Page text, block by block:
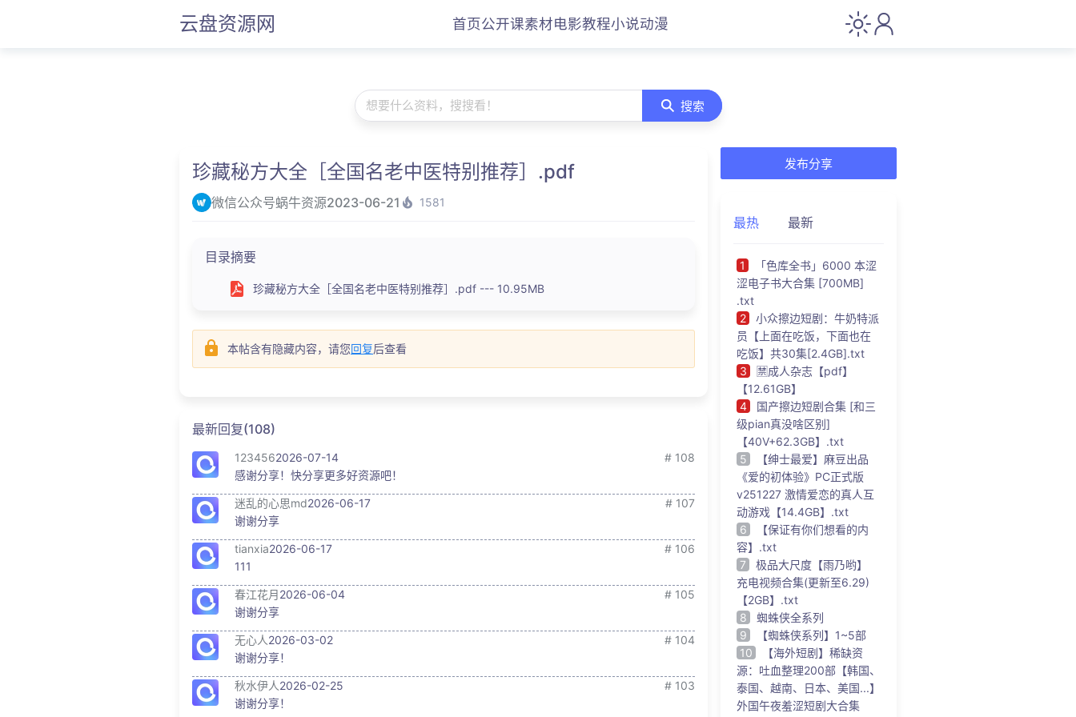
云盘资源网 首页公开课素材电影教程小说动漫
想要什么资料，搜搜看！ 搜索
珍藏秘方大全［全国名老中医特别推荐］.pdf
微信公众号蜗牛资源2023-06-21 1581
目录摘要
珍藏秘方大全［全国名老中医特别推荐］.pdf --- 10.95MB
本帖含有隐藏内容，请您回复后查看
最新回复(108)
1234562026-07-14
# 108
感谢分享！快分享更多好资源吧！
迷乱的心思md2026-06-17
# 107
谢谢分享
tianxia2026-06-17
# 106
111
春江花月2026-06-04
# 105
谢谢分享
无心人2026-03-02
# 104
谢谢分享！
秋水伊人2026-02-25
# 103
谢谢分享！
发布分享
最热 最新
1
「色库全书」6000 本涩
涩电子书大合集 [700MB]
.txt
2
小众擦边短剧：牛奶特派
员【上面在吃饭，下面也在
吃饭】共30集[2.4GB].txt
3
🈲成人杂志【pdf】
【12.61GB】
4
国产擦边短剧合集 [和三
级pian真没啥区别]
【40V+62.3GB】.txt
5
【绅士最爱】麻豆出品
《爱的初体验》PC正式版
v251227 激情爱恋的真人互
动游戏【14.4GB】.txt
6
【保证有你们想看的内
容】.txt
7
极品大尺度【雨乃哟】
充电视频合集(更新至6.29)
【2GB】.txt
8
蜘蛛侠全系列
9
【蜘蛛侠系列】1~5部
10
【海外短剧】稀缺资
源：吐血整理200部【韩国、
泰国、越南、日本、美国...】
外国午夜羞涩短剧大合集